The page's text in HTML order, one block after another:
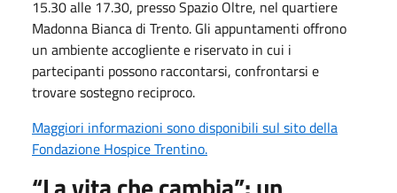
15.30 alle 17.30, presso Spazio Oltre, nel quartiere
Madonna Bianca di Trento. Gli appuntamenti offrono
un ambiente accogliente e riservato in cui i
partecipanti possono raccontarsi, confrontarsi e
trovare sostegno reciproco.
Maggiori informazioni sono disponibili sul sito della
Fondazione Hospice Trentino.